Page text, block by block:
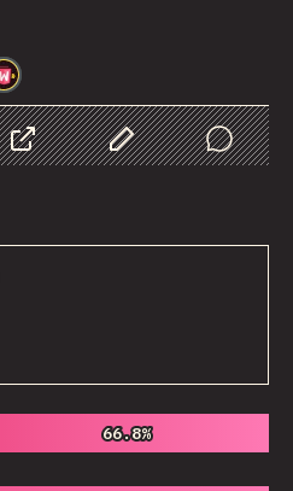
Share Customize Data
Comments
66.8%
66.8%